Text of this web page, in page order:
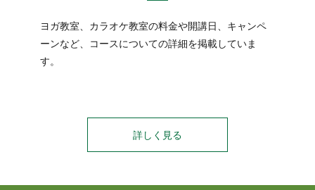
ヨガ教室、カラオケ教室の料金や開講日、キャンペ
ーンなど、コースについての詳細を掲載していま
す。
詳しく見る